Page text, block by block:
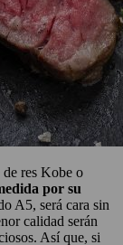
de res Kobe o
por su
A5, será cara sin
calidad serán
Así que, si